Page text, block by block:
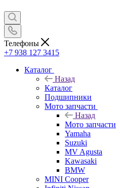
Телефоны
+7 938 127 3415
Каталог
Назад
Каталог
Подшипники
Мото запчасти
Назад
Мото запчасти
Yamaha
Suzuki
MV Agusta
Kawasaki
BMW
MINI Cooper